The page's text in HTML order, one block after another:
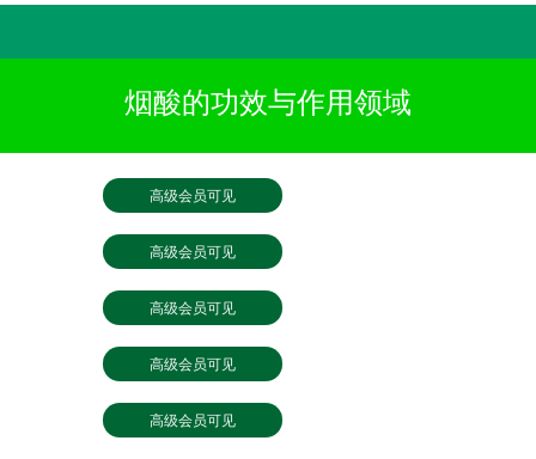
烟酸的功效与作用领域
高级会员可见
高级会员可见
高级会员可见
高级会员可见
高级会员可见